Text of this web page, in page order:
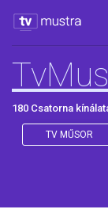
180 Csatorna
TV MŰSOR